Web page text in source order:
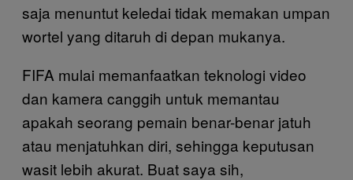
saja menuntut keledai tidak memakan umpan
wortel yang ditaruh di depan mukanya.
FIFA mulai memanfaatkan teknologi video
dan kamera canggih untuk memantau
apakah seorang pemain benar-benar jatuh
atau menjatuhkan diri, sehingga keputusan
wasit lebih akurat. Buat saya sih,